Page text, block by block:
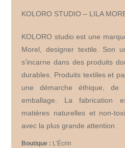
KOLORO STUDIO – LILA
KOLORO studio est une
Morel, designer textile. Son
s’incarne dans des produits
durables. Produits textiles et
une démarche éthique,
emballage. La fabrication
matières naturelles et non-
avec la plus grande attention.
Boutique : L’Écrin